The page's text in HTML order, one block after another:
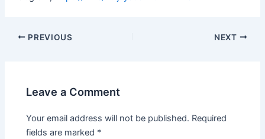
PREVIOUS NEXT
Leave a Comment
Your email address will not be published. Required
fields are marked *